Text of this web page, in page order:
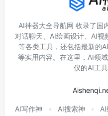
AI神器大全导航网 收录了国
对话聊天、AI绘画设计、AI
等各类工具，还包括最新的
等实用内容。在这里，AI领
仪的AI工
AI写作神
AI搜索神